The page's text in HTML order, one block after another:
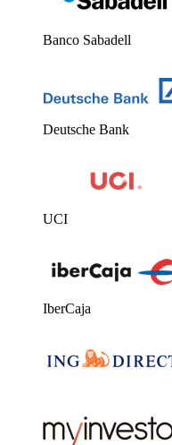
Banco Sabadell
Deutsche Bank
UCI
IberCaja